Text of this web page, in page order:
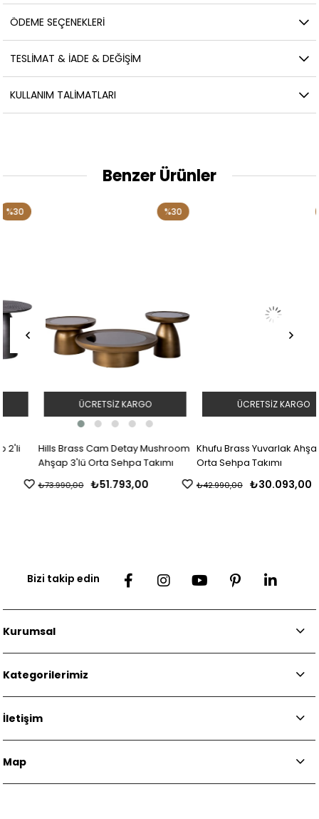
ÖDEME SEÇENEKLERI
TESLİMAT & İADE & DEĞİŞİM
KULLANIM TALİMATLARI
Benzer Ürünler
Hills Brass Cam Detay Mushroom
Ahşap 3'lü Orta Sehpa Takımı
₺51.793,00
₺73.990,00
ÜCRETSIZ KARGO
Khufu Brass Yuvarlak Ahşap 2'li
Orta Sehpa Takımı
₺30.093,00
₺42.990,00
ÜCRETSIZ KARGO
Bizi takip edin
Kurumsal
Kategorilerimiz
İletişim
Map